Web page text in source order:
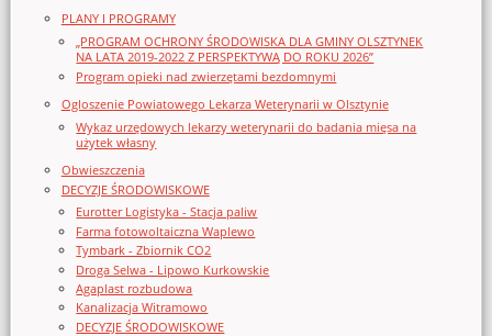
PLANY I PROGRAMY
„PROGRAM OCHRONY ŚRODOWISKA DLA GMINY OLSZTYNEK
NA LATA 2019-2022 Z PERSPEKTYWĄ DO ROKU 2026”
Program opieki nad zwierzętami bezdomnymi
Ogloszenie Powiatowego Lekarza Weterynarii w Olsztynie
Wykaz urzędowych lekarzy weterynarii do badania mięsa na
użytek własny
Obwieszczenia
DECYZJE ŚRODOWISKOWE
Eurotter Logistyka - Stacja paliw
Farma fotowoltaiczna Waplewo
Tymbark - Zbiornik CO2
Droga Selwa - Lipowo Kurkowskie
Agaplast rozbudowa
Kanalizacja Witramowo
DECYZJE ŚRODOWISKOWE